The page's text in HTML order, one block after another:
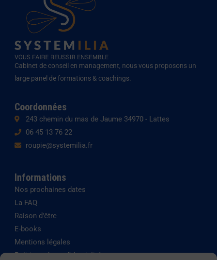
d
i
m
Cabinet de conseil en management, nous vous proposons un
large panel de formations & coachings.
Coordonnées
243 chemin du mas de Jaume 34970 - Lattes
06 45 13 76 22
roupie@systemilia.fr
Informations
Nos prochaines dates
La FAQ
Raison d'être
E-books
Mentions légales
Politique de confidentialité